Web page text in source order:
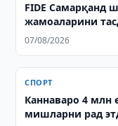
FIDE Самарқанд
жамоаларини
07/08/2026
СПОРТ
Каннаваро 4
мишларни рад